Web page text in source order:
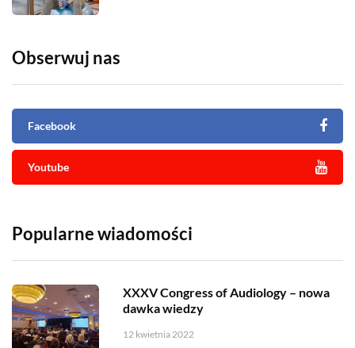
Obserwuj nas
Facebook
Youtube
Popularne wiadomości
XXXV Congress of Audiology – nowa
dawka wiedzy
12 kwietnia 2022